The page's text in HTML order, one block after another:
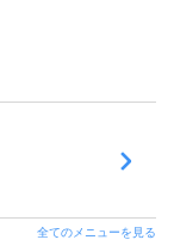
全てのメニューを見る